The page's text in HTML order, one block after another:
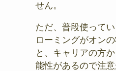
せん。
ただ、普段使って
ローミングがオン
と、キャリアの方
能性があるので注意